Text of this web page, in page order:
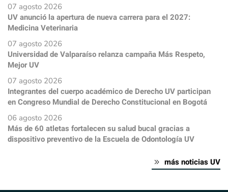
07 agosto 2026
UV anunció la apertura de nueva carrera para el 2027:
Medicina Veterinaria
07 agosto 2026
Universidad de Valparaíso relanza campaña Más Respeto,
Mejor UV
07 agosto 2026
Integrantes del cuerpo académico de Derecho UV participan
en Congreso Mundial de Derecho Constitucional en Bogotá
06 agosto 2026
Más de 60 atletas fortalecen su salud bucal gracias a
dispositivo preventivo de la Escuela de Odontología UV
más noticias UV